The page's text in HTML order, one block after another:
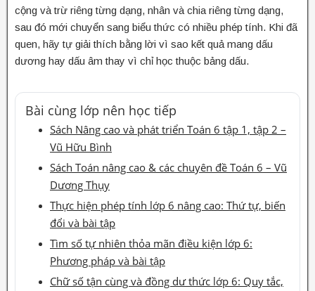
cộng và trừ riêng từng dạng, nhân và chia riêng từng dạng,
sau đó mới chuyển sang biểu thức có nhiều phép tính. Khi đã
quen, hãy tự giải thích bằng lời vì sao kết quả mang dấu
dương hay dấu âm thay vì chỉ học thuộc bảng dấu.
Bài cùng lớp nên học tiếp
Sách Nâng cao và phát triển Toán 6 tập 1, tập 2 –
Vũ Hữu Bình
Sách Toán nâng cao & các chuyên đề Toán 6 – Vũ
Dương Thụy
Thực hiện phép tính lớp 6 nâng cao: Thứ tự, biến
đổi và bài tập
Tìm số tự nhiên thỏa mãn điều kiện lớp 6:
Phương pháp và bài tập
Chữ số tận cùng và đồng dư thức lớp 6: Quy tắc,